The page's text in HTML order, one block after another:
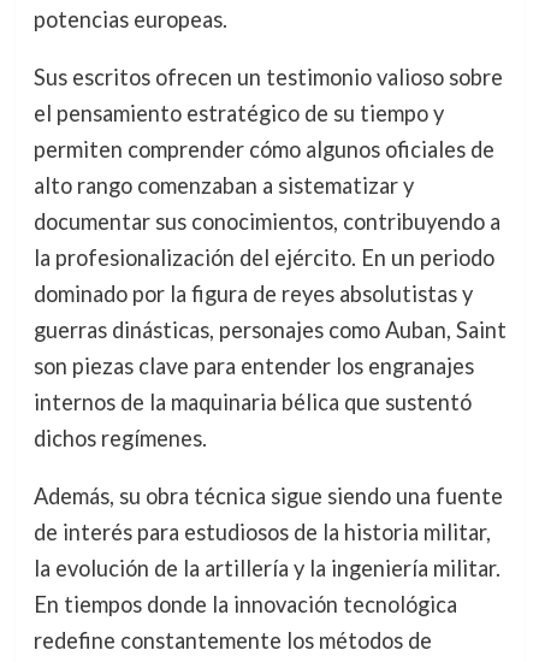
potencias europeas.
Sus escritos ofrecen un testimonio valioso sobre
el pensamiento estratégico de su tiempo y
permiten comprender cómo algunos oficiales de
alto rango comenzaban a sistematizar y
documentar sus conocimientos, contribuyendo a
la profesionalización del ejército. En un periodo
dominado por la figura de reyes absolutistas y
guerras dinásticas, personajes como Auban, Saint
son piezas clave para entender los engranajes
internos de la maquinaria bélica que sustentó
dichos regímenes.
Además, su obra técnica sigue siendo una fuente
de interés para estudiosos de la historia militar,
la evolución de la artillería y la ingeniería militar.
En tiempos donde la innovación tecnológica
redefine constantemente los métodos de